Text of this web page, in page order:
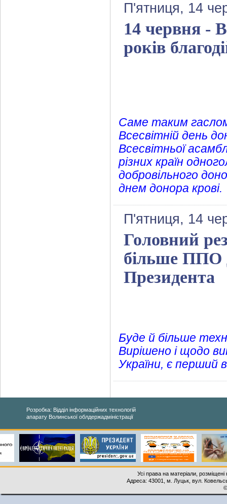
П'ятниця, 14
14 червня -
років
Саме таким
Всесвітній день
Всесвітньої
різних країн
добровільного
днем донора крові.
П'ятниця, 14
Головний
більше ППО
Президента
Буде й більше
Вирішено і щодо
України, є перший
Розробка: Відділ інформаційних технологій
апарату Волинської облдержадміністрації
Усі права на матеріали,
Адреса: 43001, м. Луцьк, вул.